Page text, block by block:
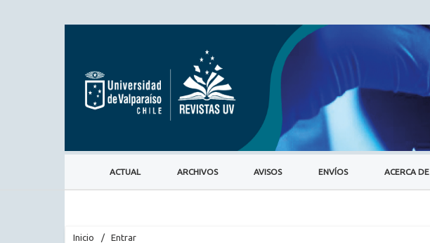
ACTUAL ARCHIVOS AVISOS ENVÍOS ACERCA DE
Inicio / Entrar